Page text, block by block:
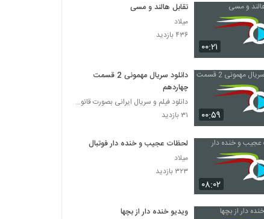
۰۰:۲۱
تقابل هالند و مسی
میلاد
۴۳۶ بازدید
۰۰:۵۹
دانلود سریال مهمونی 2 قسمت
چهاردهم
دانلود فیلم و سریال ایرانی بصورت قانونی
۳۱ بازدید
۰۸:۰۲
لحظات عجیب و خنده دار فوتبال
میلاد
۳۲۳ بازدید
ویدیو خنده دار از بچها